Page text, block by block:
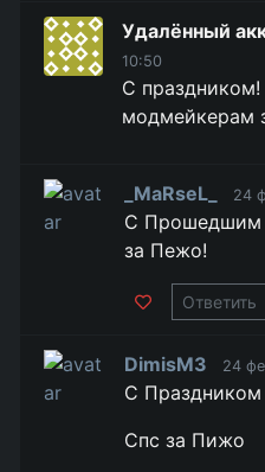
Удалённый
10:50
С праздником!
модмейкерам
_MaRseL_ 24
С Прошедшим
за Пежо!
Ответить
DimisM3 24
С Праздником
Спс за Пижо